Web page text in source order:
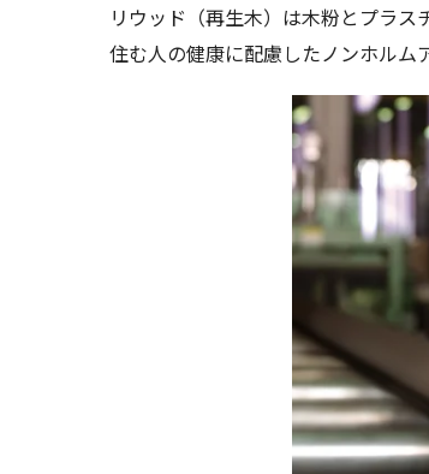
リウッド（再生木）は木粉とプラス
住む人の健康に配慮したノンホルム